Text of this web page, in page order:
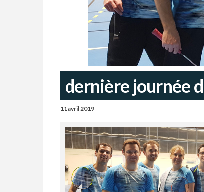
dernière journée
11 avril 2019